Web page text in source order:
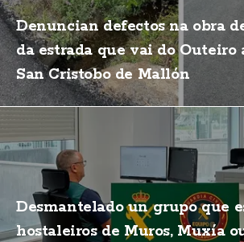
Denuncian defectos na obra
da estrada que vai do Outeiro
San Cristobo de Mallón
Desmantelado un grupo que
hostaleiros de Muros, Muxía